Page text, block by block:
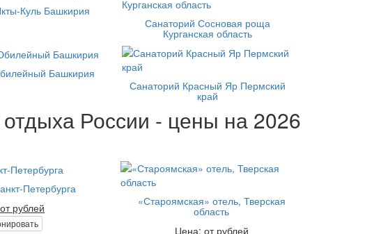
Куль Башкирия
Санаторий Сосновая роща
Курганская область
Башкирия
Санаторий Красный Яр Пермский
край
России - цены на 2026
Петербурга
рублей
«Староямская» отель, Тверская
область
Цена: от рублей